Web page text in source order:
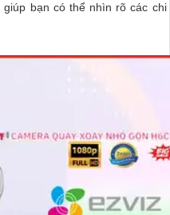
bạn có thể nhìn rõ các